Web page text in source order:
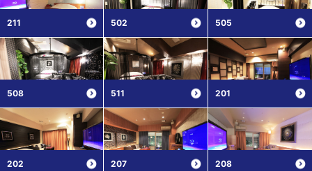
211 502 505
508 511 201
202 207 208